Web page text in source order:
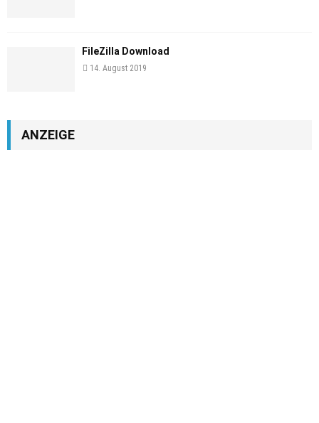
FileZilla Download
14. August 2019
ANZEIGE